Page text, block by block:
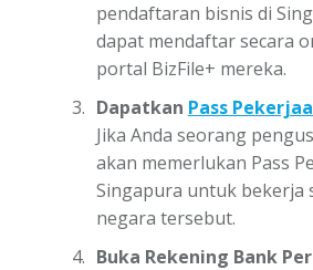
pendaftaran bisnis di
dapat mendaftar secara
portal BizFile+ mereka.
Dapatkan Pass
Jika Anda seorang
akan memerlukan Pass
Singapura untuk bekerja
negara tersebut.
Buka Rekening Bank